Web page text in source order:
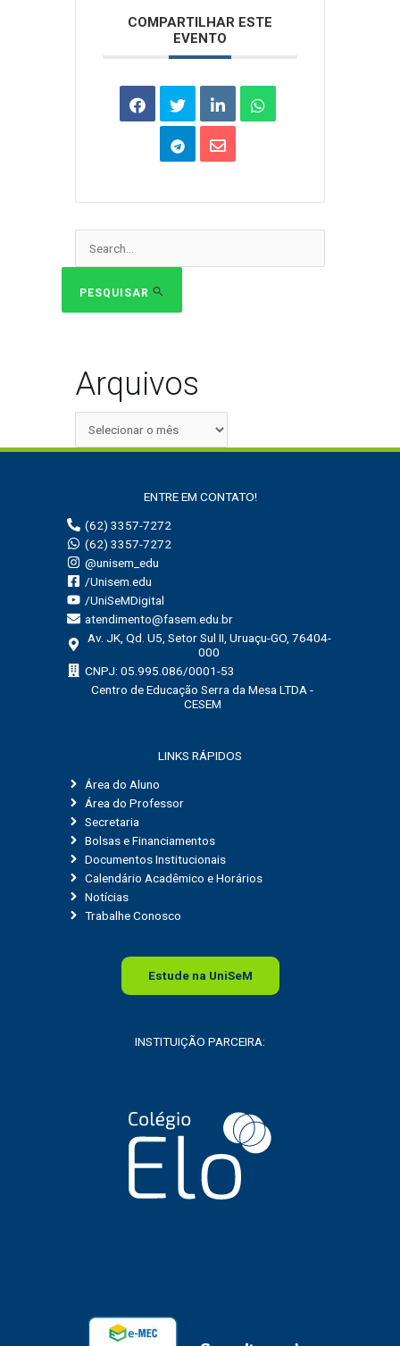
COMPARTILHAR ESTE
EVENTO
Pesquisar
PESQUISAR
Arquivos
ENTRE EM CONTATO!
(62) 3357-7272
(62) 3357-7272
@unisem_edu
/Unisem.edu
/UniSeMDigital
atendimento@fasem.edu.br
Av. JK, Qd. U5, Setor Sul II, Uruaçu-GO, 76404-
000
CNPJ: 05.995.086/0001-53
Centro de Educação Serra da Mesa LTDA -
CESEM
LINKS RÁPIDOS
Área do Aluno
Área do Professor
Secretaria
Bolsas e Financiamentos
Documentos Institucionais
Calendário Acadêmico e Horários
Notícias
Trabalhe Conosco
Estude na UniSeM
INSTITUIÇÃO PARCEIRA: